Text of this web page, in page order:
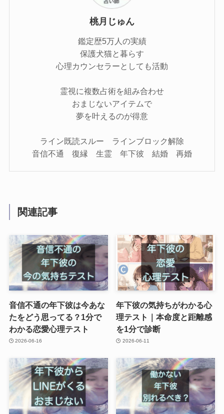
桃月じゅん
鑑定歴5万人の実績
保護犬猫と暮らす
心理カウンセラーとしても活動
霊視に複数占術を組み合わせ
おまじないアイテムで
夢を叶えるのが得意
ライン既読スルー ラインブロック解除
音信不通 復縁 生霊 年下彼 結婚 再婚
関連記事
音信不通の年下彼は今あな
たをどう思ってる？1分で
わかる恋愛心理テスト
2026-06-16
年下彼の気持ちがわかる心
理テスト｜本命度と距離感
を1分で診断
2026-06-11